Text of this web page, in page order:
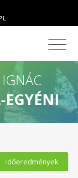
EGYÉNI
Időeredmények